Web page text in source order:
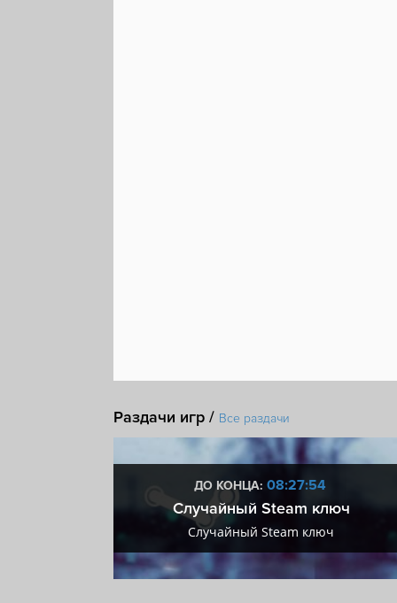
Раздачи игр / Все раздачи
ДО КОНЦА: 08:27:53
Случайный Steam ключ
Случайный Steam ключ